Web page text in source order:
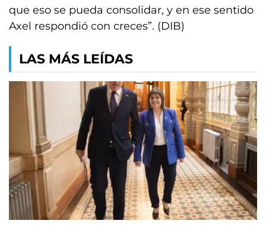
que eso se pueda consolidar, y en ese sentido
Axel respondió con creces”. (DIB)
LAS MÁS LEÍDAS